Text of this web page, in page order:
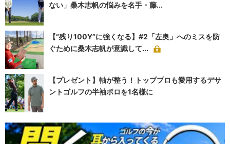
ない」桑木志帆の悩みを名手・藤...
【“残り100Y”に強くなる】#2「左奥」へのミスを防
ぐために桑木志帆が意識して...
【プレゼント】軸が整う！トッププロも愛用するデサ
ントゴルフの半袖ポロを1名様に